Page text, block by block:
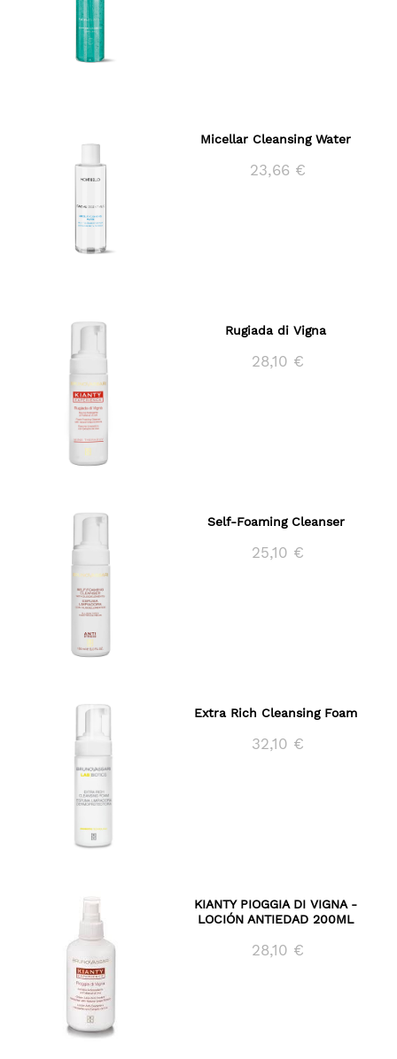
Micellar Cleansing Water
23,66 €
Rugiada di Vigna
28,10 €
Self-Foaming Cleanser
25,10 €
Extra Rich Cleansing Foam
32,10 €
KIANTY PIOGGIA DI VIGNA -
LOCIÓN ANTIEDAD 200ML
28,10 €